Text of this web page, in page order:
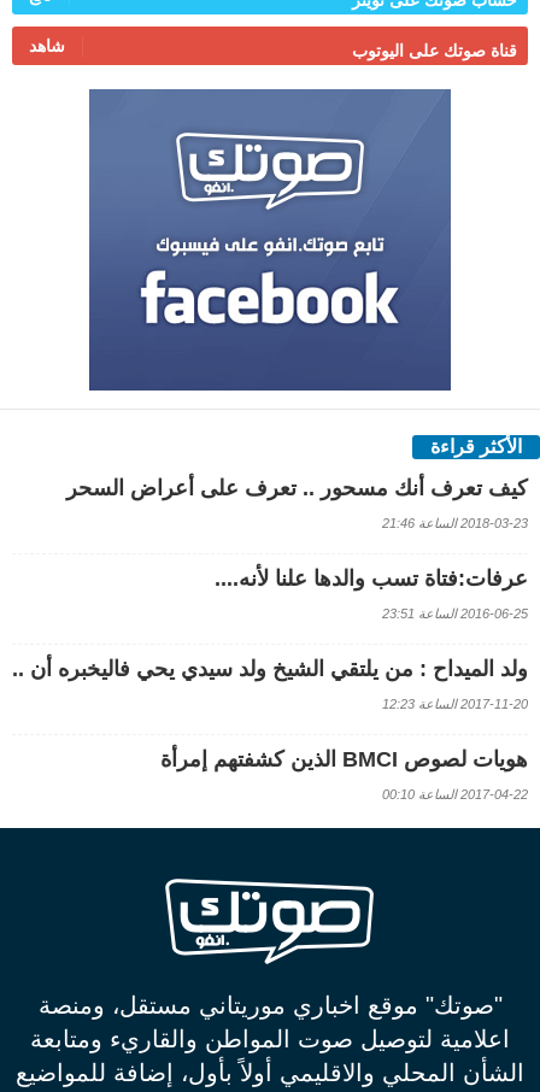
قناة صوتك على اليوتوب شاهد
الأكثر قراءة
كيف تعرف أنك مسحور .. تعرف على أعراض السحر
2018-03-23 الساعة 21:46
عرفات:فتاة تسب والدها علنا لأنه....
2016-06-25 الساعة 23:51
ولد الميداح : من يلتقي الشيخ ولد سيدي يحي فاليخبره أن ..
2017-11-20 الساعة 12:23
هويات لصوص BMCI الذين كشفتهم إمرأة
2017-04-22 الساعة 00:10
"صوتك" موقع اخباري موريتاني مستقل، ومنصة
اعلامية لتوصيل صوت المواطن والقاريء ومتابعة
الشأن المحلي والاقليمي أولاً بأول، إضافة للمواضيع